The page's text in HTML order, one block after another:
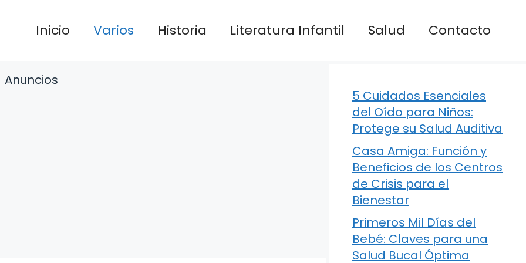
Inicio Varios Historia Literatura Infantil Salud Contacto
Anuncios
5 Cuidados Esenciales
del Oído para Niños:
Protege su Salud Auditiva
Casa Amiga: Función y
Beneficios de los Centros
de Crisis para el
Bienestar
Primeros Mil Días del
Bebé: Claves para una
Salud Bucal Óptima